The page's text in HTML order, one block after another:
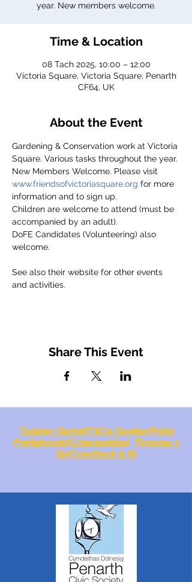
year. New members welcome.
Time & Location
08 Tach 2025, 10:00 – 12:00
Victoria Square, Victoria Square, Penarth
CF64, UK
About the Event
Gardening & Conservation work at Victoria
Square. Various tasks throughout the year.
New Members Welcome. Please visit
www.friendsofvictoriasquare.org for more
information and to sign up.
Children are welcome to attend (must be
accompanied by an adult).
DoFE Candidates (Volunteering) also
welcome.
See also their website for other events
and activities.
Share This Event
Tudalen Gartref/T&Cs Gwefan/Polisi
Preifatrwydd/Cyfansoddiad/Trysorau y
Sir/Cysylltwch â Ni